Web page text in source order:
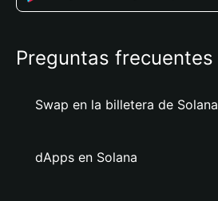
Preguntas frecuentes
Swap en la billetera de Solana
dApps en Solana